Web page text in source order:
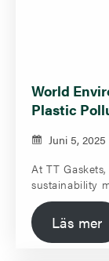
World
Plastic
Juni 5, 2025
At TT
sustainability
Läs mer